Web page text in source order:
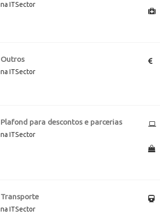
na ITSector
Outros
na ITSector
Plafond para descontos e parcerias
na ITSector
Transporte
na ITSector